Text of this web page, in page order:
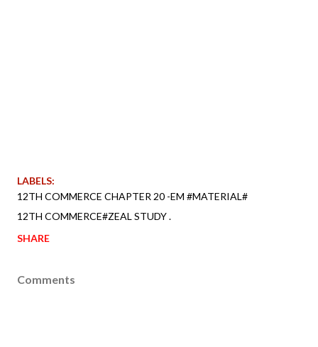
LABELS:
12TH COMMERCE CHAPTER 20 -EM #MATERIAL#
12TH COMMERCE#ZEAL STUDY .
SHARE
Comments